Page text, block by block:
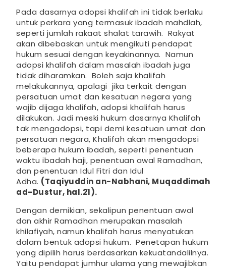
Pada dasarnya adopsi khalifah ini tidak berlaku
untuk perkara yang termasuk ibadah mahdlah,
seperti jumlah rakaat shalat tarawih. Rakyat
akan dibebaskan untuk mengikuti pendapat
hukum sesuai dengan keyakinannya. Namun
adopsi khalifah dalam masalah ibadah juga
tidak diharamkan. Boleh saja khalifah
melakukannya, apalagi jika terkait dengan
persatuan umat dan kesatuan negara yang
wajib dijaga khalifah, adopsi khalifah harus
dilakukan. Jadi meski hukum dasarnya Khalifah
tak mengadopsi, tapi demi kesatuan umat dan
persatuan negara, Khalifah akan mengadopsi
beberapa hukum ibadah, seperti penentuan
waktu ibadah haji, penentuan awal Ramadhan,
dan penentuan Idul Fitri dan Idul
Adha. (Taqiyuddin an-Nabhani, Muqaddimah
ad-Dustur, hal.21).
Dengan demikian, sekalipun penentuan awal
dan akhir Ramadhan merupakan masalah
khilafiyah, namun khalifah harus menyatukan
dalam bentuk adopsi hukum. Penetapan hukum
yang dipilih harus berdasarkan kekuatandalilnya.
Yaitu pendapat jumhur ulama yang mewajibkan